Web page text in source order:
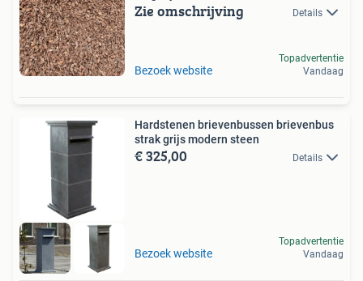
Zie omschrijving Details
Bezoek website
Topadvertentie
Vandaag
Hardstenen brievenbussen brievenbus
strak grijs modern steen
€ 325,00 Details
Bezoek website
Topadvertentie
Vandaag